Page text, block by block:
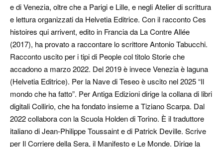
e di Venezia, oltre che a Parigi e Lille, e negli Atelier di scrittura
e lettura organizzati da Helvetia Editrice. Con il racconto Ces
histoires qui arrivent, edito in Francia da La Contre Allée
(2017), ha provato a raccontare lo scrittore Antonio Tabucchi.
Racconto uscito per i tipi di People col titolo Storie che
accadono a marzo 2022. Del 2019 è invece Venezia è laguna
(Helvetia Editrice). Per la Nave di Teseo è uscito nel 2025 “Il
mondo che ha fatto”. Per Antiga Edizioni dirige la collana di libri
digitali Collirio, che ha fondato insieme a Tiziano Scarpa. Dal
2022 collabora con la Scuola Holden di Torino. È il traduttore
italiano di Jean-Philippe Toussaint e di Patrick Deville. Scrive
per Il Corriere della Sera, il Manifesto e Le Monde. Dirige la